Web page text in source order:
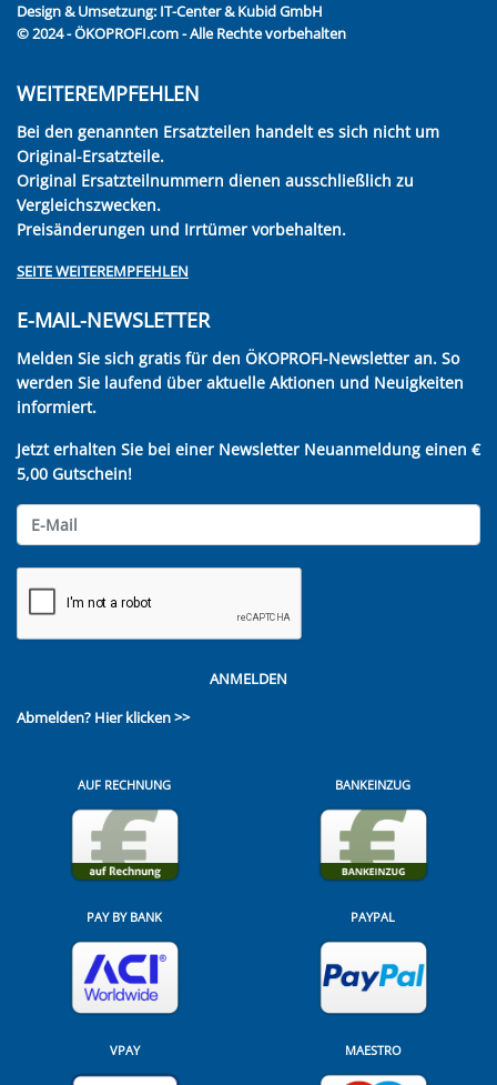
Design & Umsetzung: IT-Center & Kubid GmbH
© 2024 - ÖKOPROFI.com - Alle Rechte vorbehalten
WEITEREMPFEHLEN
Bei den genannten Ersatzteilen handelt es sich nicht um
Original-Ersatzteile.
Original Ersatzteilnummern dienen ausschließlich zu
Vergleichszwecken.
Preisänderungen und Irrtümer vorbehalten.
SEITE WEITEREMPFEHLEN
E-MAIL-NEWSLETTER
Melden Sie sich gratis für den ÖKOPROFI-Newsletter an. So
werden Sie laufend über aktuelle Aktionen und Neuigkeiten
informiert.
Jetzt erhalten Sie bei einer Newsletter Neuanmeldung einen €
5,00 Gutschein!
ANMELDEN
Abmelden? Hier klicken >>
AUF RECHNUNG BANKEINZUG
PAY BY BANK PAYPAL
VPAY MAESTRO